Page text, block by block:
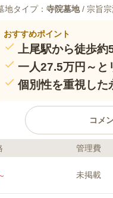
地タイプ： 寺院墓地/ 宗旨宗
おすすめポイント
上尾駅から徒歩約
一人27.5万円～と
個別性を重視した
コメ
ライフドット編集部のコメン
性に特化した永代
り、内2台分は車イ
管理費
未掲載